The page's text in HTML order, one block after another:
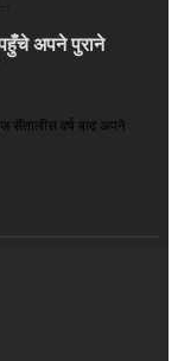
अपने पुराने
सैंतालीस वर्ष बाद अपने